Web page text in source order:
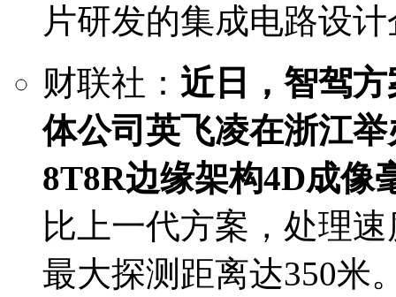
片研发的集成电路设
财联社： 近日，智驾
体公司英飞凌在浙江
8T8R边缘架构4D成像
比上一代方案，处理
最大探测距离达350米